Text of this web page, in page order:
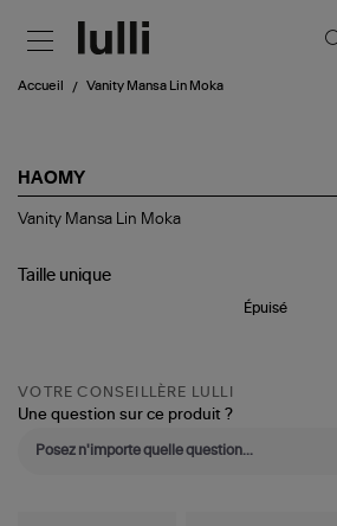
Accueil Vanity Mansa Lin Moka
HAOMY
Vanity
Moka
Vanity Mansa Lin Moka
Taille unique
Épuisé
VOTRE CONSEILLÈRE LULLI
Une question sur ce produit ?